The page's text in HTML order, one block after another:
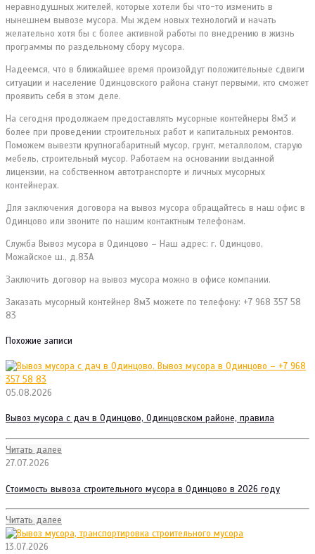
неравнодушных жителей, которые хотели бы что-то изменить в
нынешнем вывозе мусора. Мы ждем новых технологий и начать
желательно хотя бы с более активной работы по внедрению в жизнь
программы по раздельному сбору мусора.
Надеемся, что в ближайшее время произойдут положительные сдвиги
ситуации и население Одинцовского района станут первыми, кто сможет
проявить себя в этом деле.
На сегодня продолжаем предоставлять мусорные контейнеры 8м3 и
более при проведении строительных работ и капитальных ремонтов.
Поможем вывезти крупногабаритный мусор, грунт, металлолом, старую
мебель, строительный мусор. Работаем на основании выданной
лицензии, на собственном автотранспорте и личных мусорных
контейнерах.
Для заключения договора на вывоз мусора обращайтесь в наш офис в
Одинцово или звоните по нашим контактным телефонам.
Служба Вывоз мусора в Одинцово – Наш адрес: г. Одинцово,
Можайское ш., д.83А
Заключить договор на вывоз мусора можно в офисе компании.
Заказать мусорный контейнер 8м3 можете по телефону: +7 968 357 58
83
Похожие записи
05.08.2026
Вывоз мусора с дач в Одинцово, Одинцовском районе, правила
Читать далее
27.07.2026
Стоимость вывоза строительного мусора в Одинцово в 2026 году
Читать далее
13.07.2026